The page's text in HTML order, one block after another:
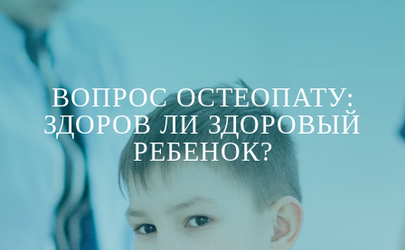
ВОПРОС ОСТЕОПАТУ:
ЗДОРОВ ЛИ ЗДОРОВЫЙ
РЕБЕНОК?